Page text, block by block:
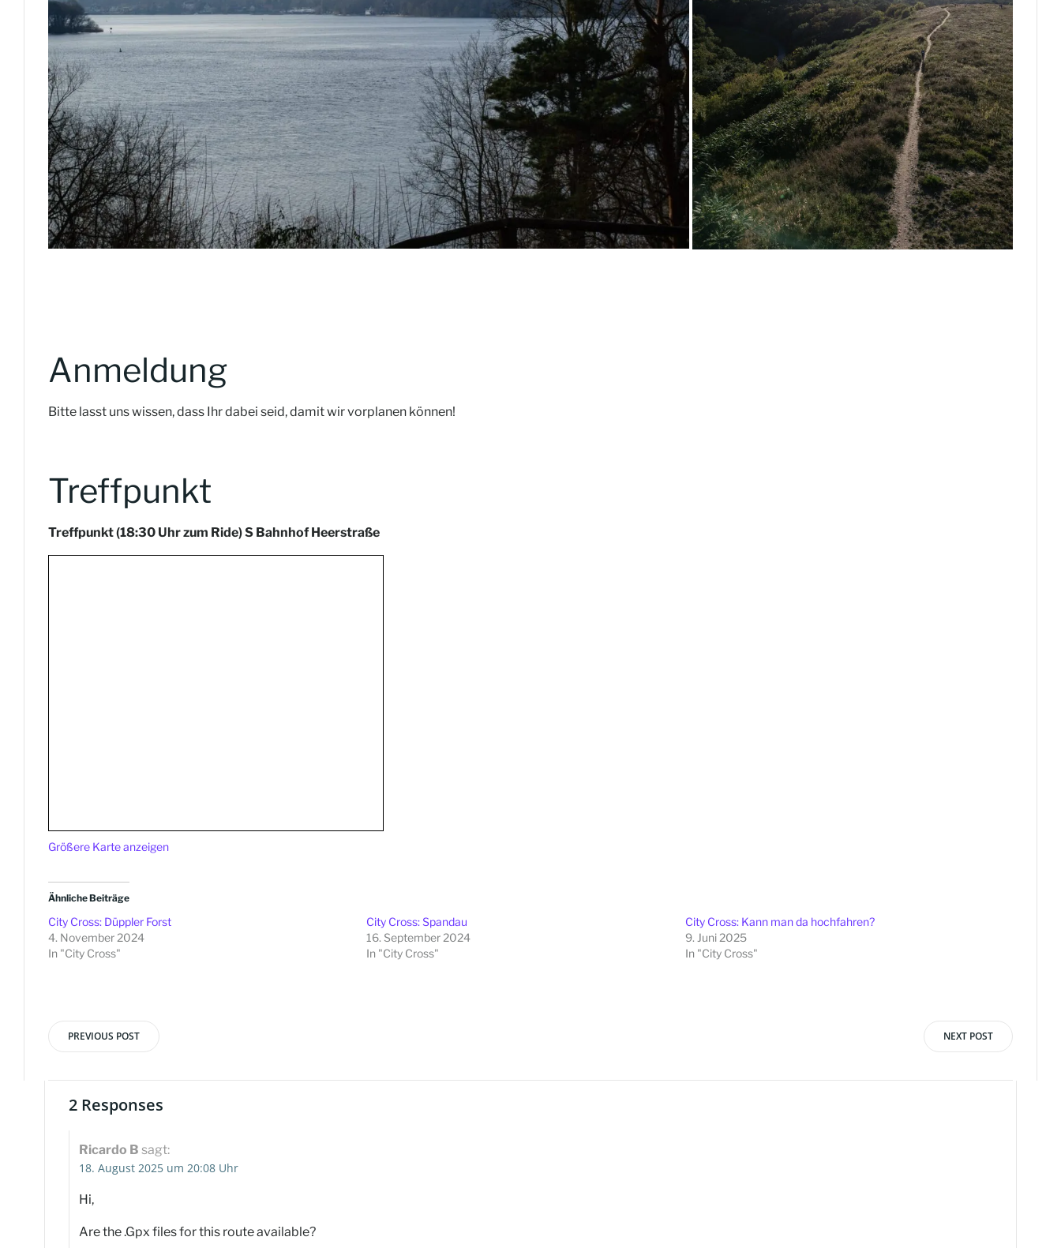
Anmeldung
Bitte lasst uns wissen, dass Ihr dabei seid, damit wir vorplanen können!
Treffpunkt
Treffpunkt (18:30 Uhr zum Ride) S Bahnhof Heerstraße
Größere Karte anzeigen
Ähnliche Beiträge
City Cross: Düppler Forst
4. November 2024
In "City Cross"
City Cross: Spandau
16. September 2024
In "City Cross"
City Cross: Kann man da hochfahren?
9. Juni 2025
In "City Cross"
Beitragsnavigation
PREVIOUS POST
Beitragsnavigation
NEXT POST
2 Responses
Ricardo B sagt:
18. August 2025 um 20:08 Uhr
Hi,
Are the .Gpx files for this route available?